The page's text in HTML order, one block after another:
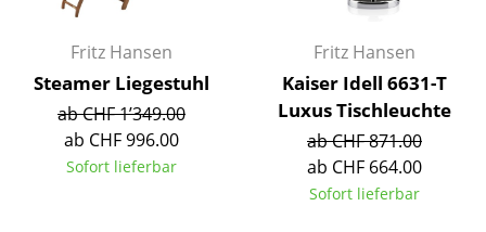
... alle Leuchten
Betten
Doppelbetten
Fritz Hansen
Steamer Liegestuhl
ab CHF 1’349.00
ab CHF 996.00
Sofort lieferbar
Fritz Hansen
Kaiser Idell 6631-T
Luxus Tischleuchte
ab CHF 871.00
ab CHF 664.00
Sofort lieferbar